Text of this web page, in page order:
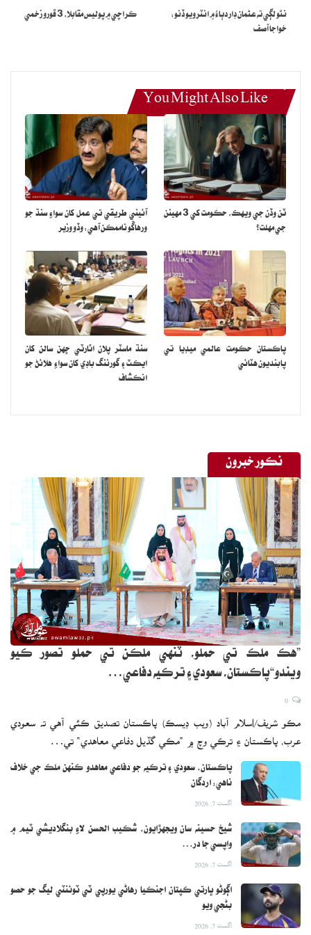
اختيارين کان گھر ڪئي آهي ته ميونسپل ڪميٽي جي ڪچي ملازم عرفان
عرف ماني مسيح کي آزاد ڪرايو وڃي.
نٿو لڳي ته عثمان ڊار دٻاءُ ۾ انٽرويو ڏنو:
خواجا آصف
ڪراچي ۾ پوليس مقابلا، 3 ڦورو زخمي
You Might Also Like
ٽن وڏن جي ويهڪ، حڪومت کي 3 مهينن
جي مهلت؟
آئيني طريقي تي عمل کان سواءِ سنڌ جو
ورهاڱو ناممڪن آهي: وڏو وزير
پاڪستان حڪومت عالمي ميڊيا تي
پابنديون هٽائي
سنڌ ماسٽر پلان اٿارٽي ڇهن سالن کان
ايڪٽ ۽ گورننگ باڊي کان سواءِ هلائڻ جو
انڪشاف
نڪور خبرون
”هڪ ملڪ تي حملو، ٽنهي ملڪن تي حملو تصور ڪيو
ويندو“پاڪستان، سعودي ۽ ترڪيه دفاعي…
مڪو شريف/اسلام آباد (ويب ڊيسڪ) پاڪستان تصديق ڪئي آهي ته سعودي
عرب، پاڪستان ۽ ترڪي وچ ۾ ”مڪي گڏيل دفاعي معاهدي“ تي…
پاڪستان، سعودي ۽ ترڪيه جو دفاعي معاهدو ڪنهن ملڪ جي خلاف
ناهي: اردگان
اگست 7, 2026
شيخ حسينه سان ويجهڙايون، شڪيب الحسن لاءِ بنگلاديشي ٽيم ۾
واپسي جا در…
اگست 7, 2026
اڳوڻو ڀارتي ڪپتان اجنڪيا رهاڻي يورپي ٽي ٽوئنٽي ليگ جو حصو
بڻجي ويو
اگست 7, 2026